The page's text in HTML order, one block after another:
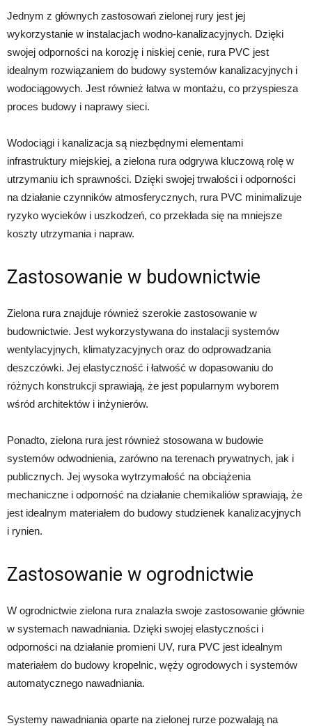
Jednym z głównych zastosowań zielonej rury jest jej
wykorzystanie w instalacjach wodno-kanalizacyjnych. Dzięki
swojej odporności na korozję i niskiej cenie, rura PVC jest
idealnym rozwiązaniem do budowy systemów kanalizacyjnych i
wodociągowych. Jest również łatwa w montażu, co przyspiesza
proces budowy i naprawy sieci.
Wodociągi i kanalizacja są niezbędnymi elementami
infrastruktury miejskiej, a zielona rura odgrywa kluczową rolę w
utrzymaniu ich sprawności. Dzięki swojej trwałości i odporności
na działanie czynników atmosferycznych, rura PVC minimalizuje
ryzyko wycieków i uszkodzeń, co przekłada się na mniejsze
koszty utrzymania i napraw.
Zastosowanie w budownictwie
Zielona rura znajduje również szerokie zastosowanie w
budownictwie. Jest wykorzystywana do instalacji systemów
wentylacyjnych, klimatyzacyjnych oraz do odprowadzania
deszczówki. Jej elastyczność i łatwość w dopasowaniu do
różnych konstrukcji sprawiają, że jest popularnym wyborem
wśród architektów i inżynierów.
Ponadto, zielona rura jest również stosowana w budowie
systemów odwodnienia, zarówno na terenach prywatnych, jak i
publicznych. Jej wysoka wytrzymałość na obciążenia
mechaniczne i odporność na działanie chemikaliów sprawiają, że
jest idealnym materiałem do budowy studzienek kanalizacyjnych
i rynien.
Zastosowanie w ogrodnictwie
W ogrodnictwie zielona rura znalazła swoje zastosowanie głównie
w systemach nawadniania. Dzięki swojej elastyczności i
odporności na działanie promieni UV, rura PVC jest idealnym
materiałem do budowy kropelnic, węży ogrodowych i systemów
automatycznego nawadniania.
Systemy nawadniania oparte na zielonej rurze pozwalają na